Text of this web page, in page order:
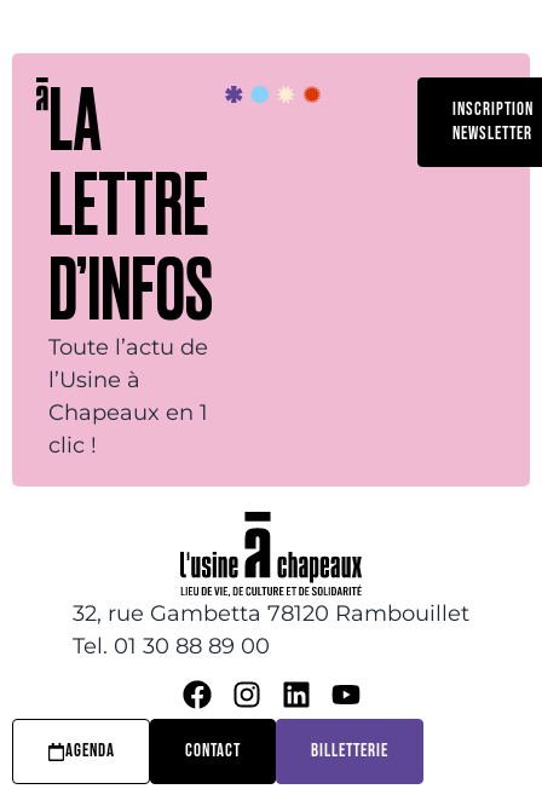
LA
LETTRE
D’INFOS
Toute l’actu de
l’Usine à
Chapeaux en 1
clic !
INSCRIPTION
NEWSLETTER
32, rue Gambetta 78120 Rambouillet
Tel. 01 30 88 89 00
AGENDA CONTACT BILLETTERIE